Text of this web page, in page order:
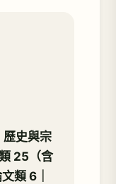
歷史與宗
25（含
類 6｜